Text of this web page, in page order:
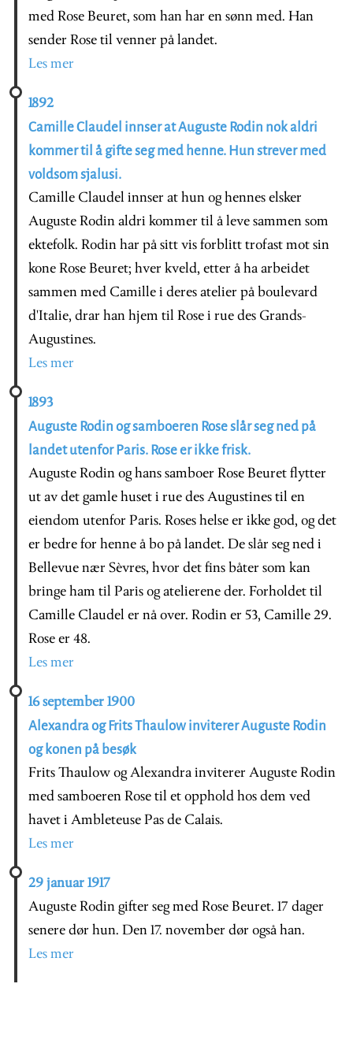
med Rose Beuret, som han har en sønn med. Han
sender Rose til venner på landet.
Les mer
1892
Camille Claudel innser at Auguste Rodin nok aldri
kommer til å gifte seg med henne. Hun strever med
voldsom sjalusi.
Camille Claudel innser at hun og hennes elsker
Auguste Rodin aldri kommer til å leve sammen som
ektefolk. Rodin har på sitt vis forblitt trofast mot sin
kone Rose Beuret; hver kveld, etter å ha arbeidet
sammen med Camille i deres atelier på boulevard
d'Italie, drar han hjem til Rose i rue des Grands-
Augustines.
Les mer
1893
Auguste Rodin og samboeren Rose slår seg ned på
landet utenfor Paris. Rose er ikke frisk.
Auguste Rodin og hans samboer Rose Beuret flytter
ut av det gamle huset i rue des Augustines til en
eiendom utenfor Paris. Roses helse er ikke god, og det
er bedre for henne å bo på landet. De slår seg ned i
Bellevue nær Sèvres, hvor det fins båter som kan
bringe ham til Paris og atelierene der. Forholdet til
Camille Claudel er nå over. Rodin er 53, Camille 29.
Rose er 48.
Les mer
16 september 1900
Alexandra og Frits Thaulow inviterer Auguste Rodin
og konen på besøk
Frits Thaulow og Alexandra inviterer Auguste Rodin
med samboeren Rose til et opphold hos dem ved
havet i Ambleteuse Pas de Calais.
Les mer
29 januar 1917
Auguste Rodin gifter seg med Rose Beuret. 17 dager
senere dør hun. Den 17. november dør også han.
Les mer